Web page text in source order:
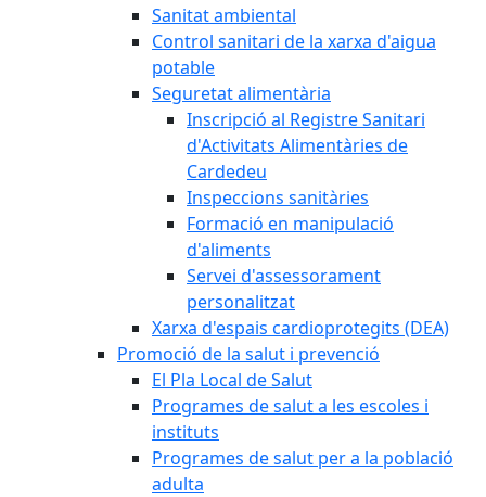
Sanitat ambiental
Control sanitari de la xarxa d'aigua
potable
Seguretat alimentària
Inscripció al Registre Sanitari
d'Activitats Alimentàries de
Cardedeu
Inspeccions sanitàries
Formació en manipulació
d'aliments
Servei d'assessorament
personalitzat
Xarxa d'espais cardioprotegits (DEA)
Promoció de la salut i prevenció
El Pla Local de Salut
Programes de salut a les escoles i
instituts
Programes de salut per a la població
adulta